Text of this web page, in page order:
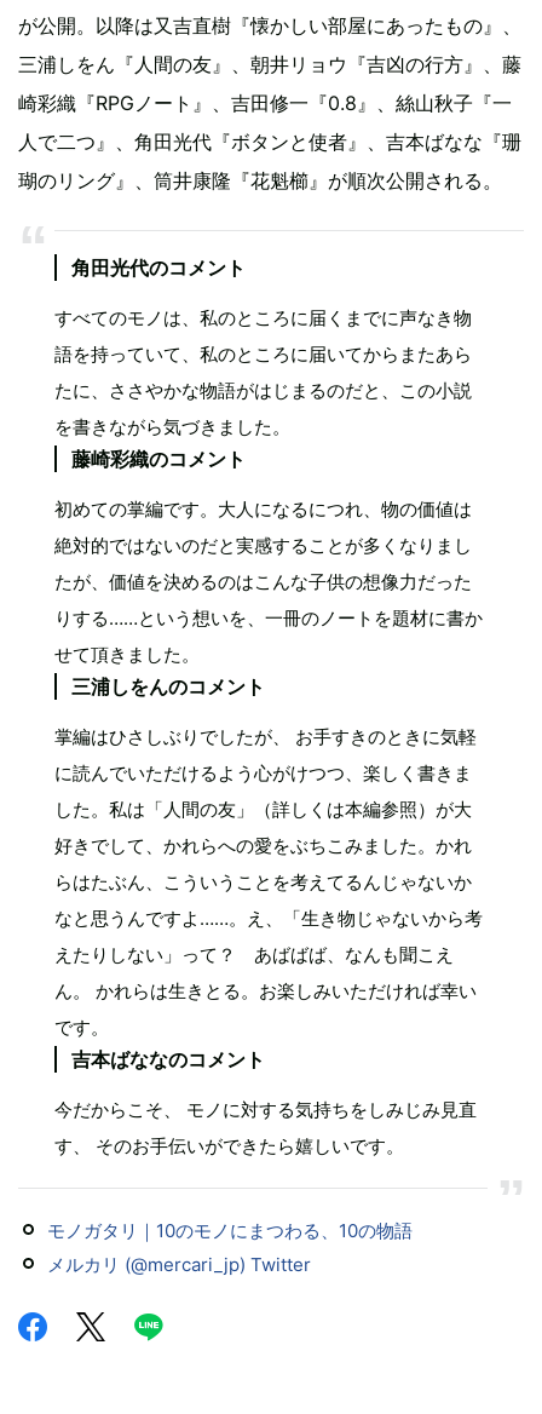
が公開。以降は又吉直樹『懐かしい部屋にあったもの』、
三浦しをん『人間の友』、朝井リョウ『吉凶の行方』、藤
崎彩織『RPGノート』、吉田修一『0.8』、絲山秋子『一
人で二つ』、角田光代『ボタンと使者』、吉本ばなな『珊
瑚のリング』、筒井康隆『花魁櫛』が順次公開される。
角田光代のコメント
すべてのモノは、私のところに届くまでに声なき物
語を持っていて、私のところに届いてからまたあら
たに、ささやかな物語がはじまるのだと、この小説
を書きながら気づきました。
藤崎彩織のコメント
初めての掌編です。大人になるにつれ、物の価値は
絶対的ではないのだと実感することが多くなりまし
たが、価値を決めるのはこんな子供の想像力だった
りする……という想いを、一冊のノートを題材に書か
せて頂きました。
三浦しをんのコメント
掌編はひさしぶりでしたが、 お手すきのときに気軽
に読んでいただけるよう心がけつつ、楽しく書きま
した。私は「人間の友」（詳しくは本編参照）が大
好きでして、かれらへの愛をぶちこみました。かれ
らはたぶん、こういうことを考えてるんじゃないか
なと思うんですよ……。え、「生き物じゃないから考
えたりしない」って？ あばばば、なんも聞こえ
ん。 かれらは生きとる。お楽しみいただければ幸い
です。
吉本ばななのコメント
今だからこそ、 モノに対する気持ちをしみじみ見直
す、 そのお手伝いができたら嬉しいです。
モノガタリ｜10のモノにまつわる、10の物語
メルカリ (@mercari_jp) Twitter